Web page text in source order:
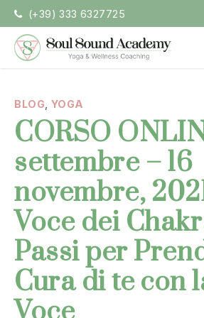
contenuto
(+39) 333 6327725
BLOG YOGA
CORSO
settembre – 16
novembre,
Voce dei
Passi per
Cura di te con